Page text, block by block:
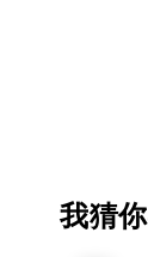
我猜